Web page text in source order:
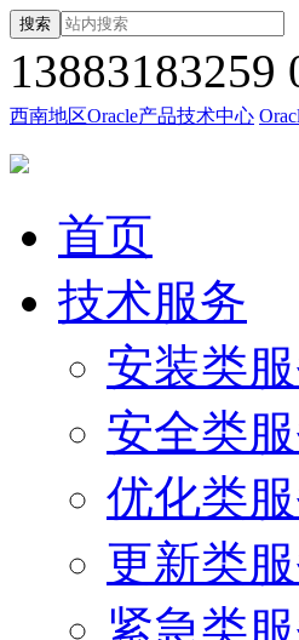
搜索
13883183259
西南地区Oracle产品技术中心
首页
技术服务
安装类
安全类
优化类
更新类
紧急类